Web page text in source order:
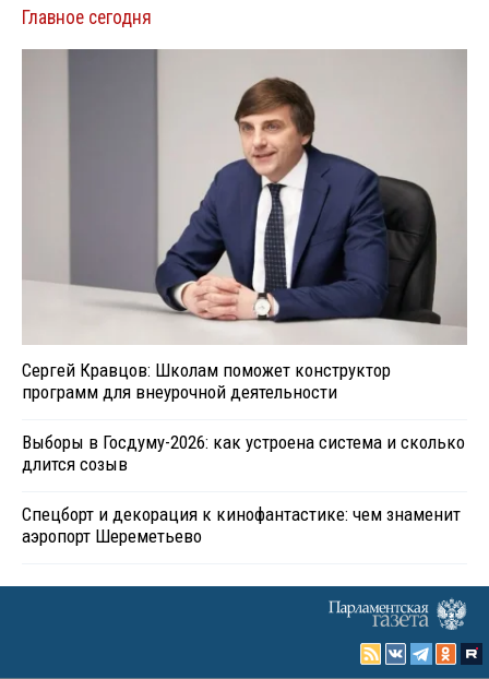
Главное сегодня
Сергей Кравцов: Школам поможет конструктор
программ для внеурочной деятельности
Выборы в Госдуму-2026: как устроена система и сколько
длится созыв
Спецборт и декорация к кинофантастике: чем знаменит
аэропорт Шереметьево